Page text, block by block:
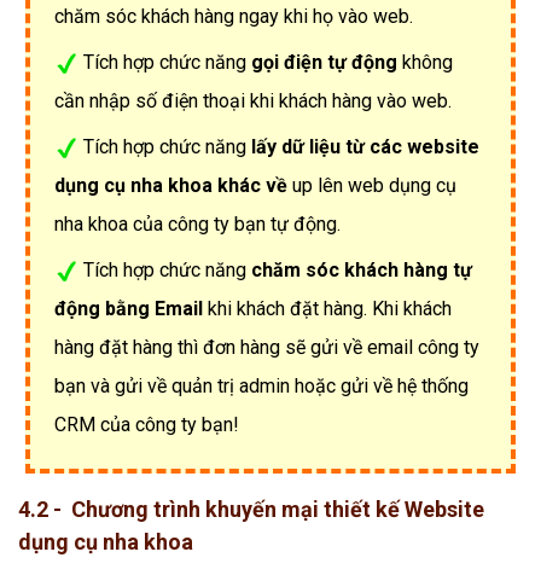
chăm sóc khách hàng ngay khi họ vào web.
Tích hợp chức năng gọi điện tự động không
cần nhập số điện thoại khi khách hàng vào web.
Tích hợp chức năng lấy dữ liệu từ các website
dụng cụ nha khoa khác về up lên web dụng cụ
nha khoa của công ty bạn tự động.
Tích hợp chức năng chăm sóc khách hàng tự
động bằng Email khi khách đặt hàng. Khi khách
hàng đặt hàng thì đơn hàng sẽ gửi về email công ty
bạn và gửi về quản trị admin hoặc gửi về hệ thống
CRM của công ty bạn!
4.2 - Chương trình khuyến mại thiết kế Website
dụng cụ nha khoa